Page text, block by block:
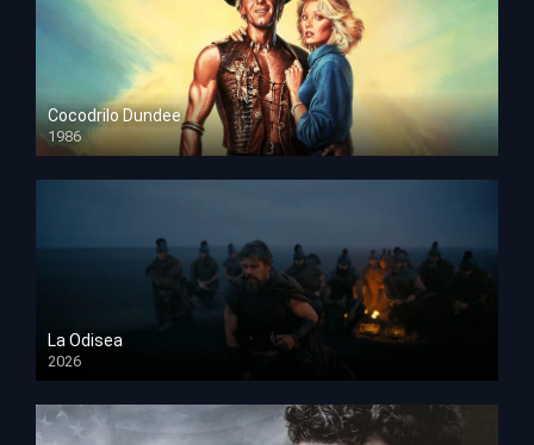
Cocodrilo Dundee
1986
HD 1080p
La Odisea
2026
TS Screener